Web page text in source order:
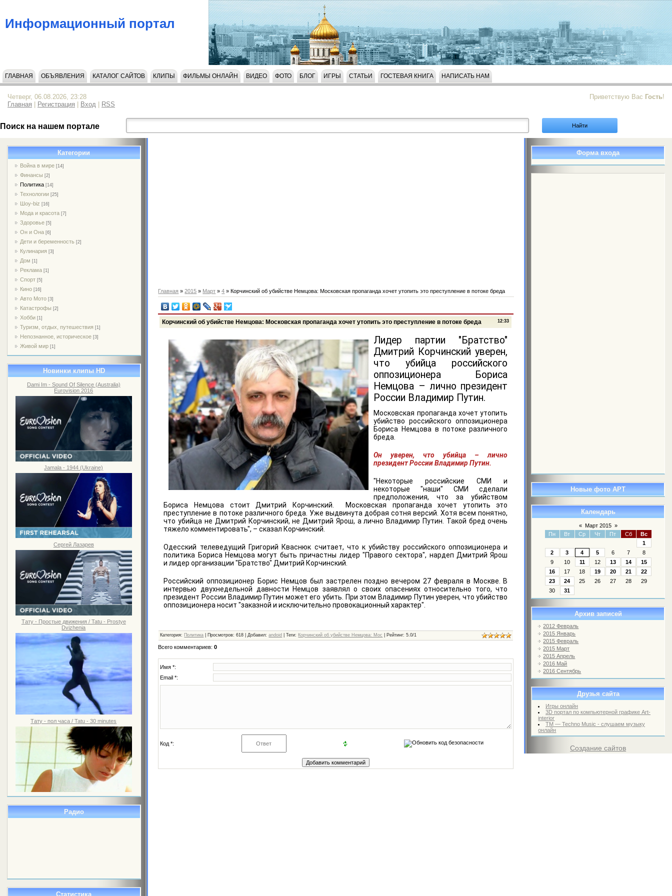
Информационный портал
ГЛАВНАЯ ОБЪЯВЛЕНИЯ КАТАЛОГ САЙТОВ КЛИПЫ ФИЛЬМЫ ОНЛАЙН ВИДЕО ФОТО БЛОГ ИГРЫ СТАТЬИ ГОСТЕВАЯ КНИГА НАПИСАТЬ НАМ
Приветствую Вас Гость!
Четверг, 06.08.2026, 23:28
Главная
Регистрация Вход RSS
Поиск на нашем портале
Категории
Война в мире [14]
Финансы [2]
Политика [14]
Технологии [25]
Шоу-biz [16]
Мода и красота [7]
Здоровье [5]
Он и Она [6]
Дети и беременность [2]
Кулинария [3]
Дом [1]
Реклама [1]
Спорт [5]
Кино [16]
Авто Мото [3]
Катастрофы [2]
Хобби [1]
Туризм, отдых, путешествия [1]
Непознанное, историческое [3]
Живой мир [1]
Новинки клипы HD
Dami Im - Sound Of Silence (Australia)
Eurovision 2016
Jamala - 1944 (Ukraine)
Сергей Лазарев
Тату - Простые движения / Tatu - Prostye
Dvizhenia
Тату - пол часа / Tatu - 30 minutes
Радио
Статистика
Форма входа
Новые фото АРТ
Календарь
« Март 2015 »
Пн
Вт Ср Чт Пт Сб
Вс
1
2
3 4 5 6 7
8
9
10 11 12 13 14
15
16
17 18 19 20 21
22
23
24 25 26 27 28
29
30
31
Архив записей
2012 Февраль
2015 Январь
2015 Февраль
2015 Март
2015 Апрель
2016 Май
2016 Сентябрь
Друзья сайта
Игры онлайн
3D портал по компьютерной графике Art-
interior
TM — Techno Music - слушаем музыку
онлайн
Создание сайтов
Главная »2015 » Март » 4 » Корчинский об убийстве Немцова: Московская пропаганда хочет утопить это преступление в потоке бреда
12:33
Корчинский об убийстве Немцова: Московская пропаганда хочет утопить это преступление в потоке бреда
Лидер партии "Братство"
Дмитрий Корчинский уверен,
что убийца российского
оппозиционера Бориса
Немцова – лично президент
России Владимир Путин.
Московская пропаганда хочет утопить
убийство российского оппозиционера
Бориса Немцова в потоке различного
бреда.
Он уверен, что убийца – лично
президент России Владимир Путин.
"Некоторые российские СМИ и
некоторые "наши" СМИ сделали
предположения, что за убийством
Бориса Немцова стоит Дмитрий Корчинский. Московская пропаганда хочет утопить это
преступление в потоке различного бреда. Уже выдвинута добрая сотня версий. Хотя всем понятно,
что убийца не Дмитрий Корчинский, не Дмитрий Ярош, а лично Владимир Путин. Такой бред очень
тяжело комментировать", – сказал Корчинский.
Одесский телеведущий Григорий Кваснюк считает, что к убийству российского оппозиционера и
политика Бориса Немцова могут быть причастны лидер "Правого сектора", нардеп Дмитрий Ярош
и лидер организации "Братство" Дмитрий Корчинский.
Российский оппозиционер Борис Немцов был застрелен поздно вечером 27 февраля в Москве. В
интервью двухнедельной давности Немцов заявлял о своих опасениях относительно того, что
президент России Владимир Путин может его убить. При этом Владимир Путин уверен, что убийство
оппозиционера носит "заказной и исключительно провокационный характер".
Категория: Политика Просмотров: 618 |Добавил:andoid |Теги: Корчинский об убийстве Немцова: Мос Рейтинг:5.0/1
Всего комментариев:0
Имя *:
Email *:
Код *: